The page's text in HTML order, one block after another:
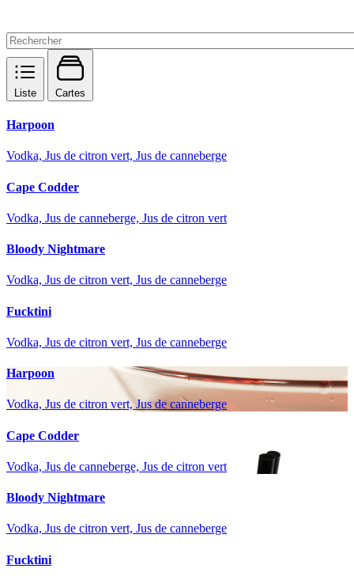
Liste Cartes
Harpoon
Vodka, Jus de citron vert, Jus de canneberge
Cape Codder
Vodka, Jus de canneberge, Jus de citron vert
Bloody Nightmare
Vodka, Jus de citron vert, Jus de canneberge
Fucktini
Vodka, Jus de citron vert, Jus de canneberge
Harpoon
Vodka, Jus de citron vert, Jus de canneberge
Cape Codder
Vodka, Jus de canneberge, Jus de citron vert
Bloody Nightmare
Vodka, Jus de citron vert, Jus de canneberge
Fucktini